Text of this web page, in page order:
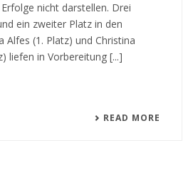
nicht darstellen. Drei
ein zweiter Platz in den
Alfes (1. Platz) und Christina
liefen in Vorbereitung [...]
READ MORE